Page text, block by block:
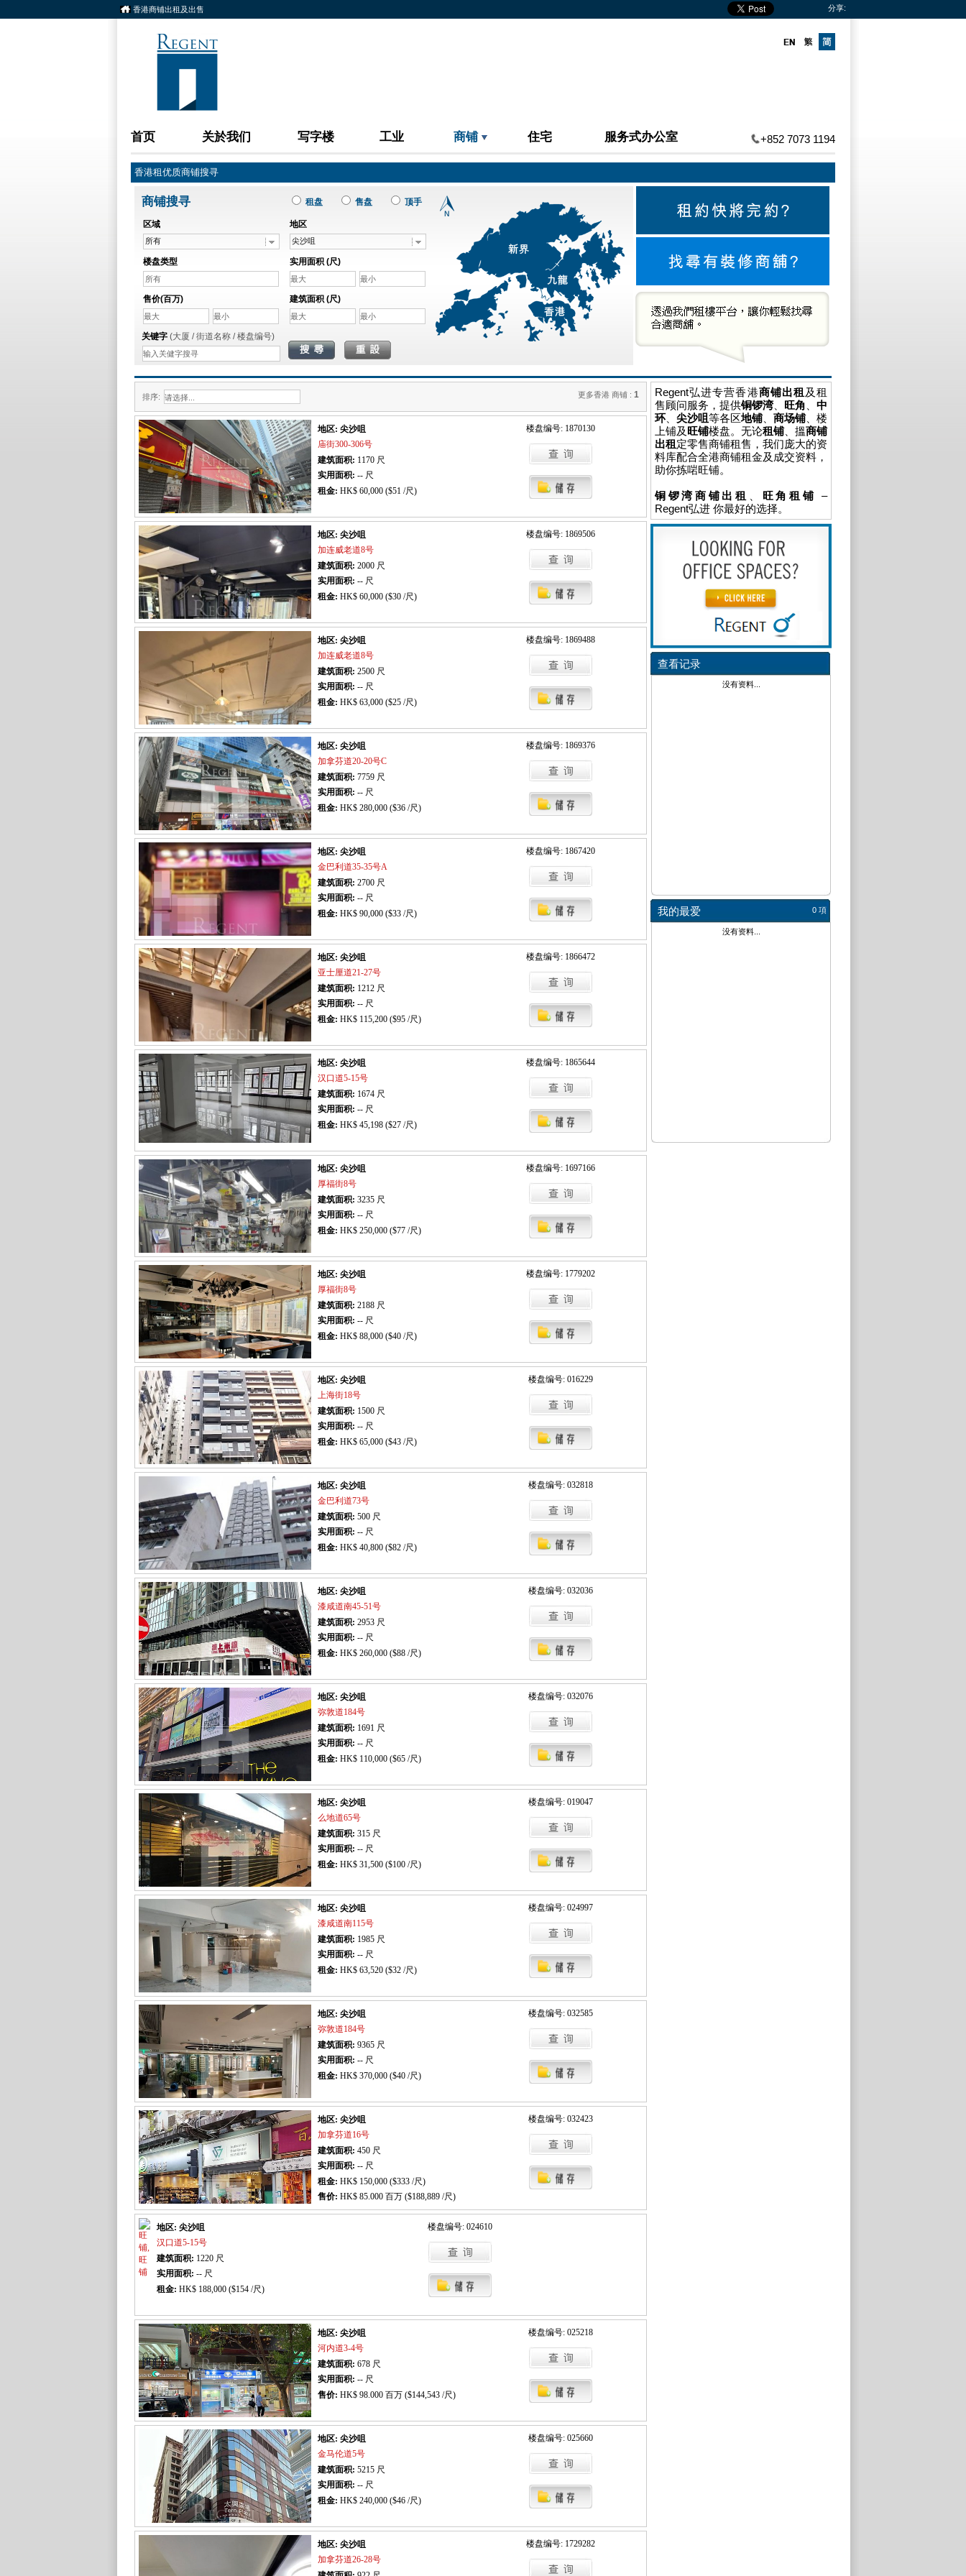
香港商铺出租及出售 分享:
首页 关於我们 写字楼 工业 商铺 住宅 服务式办公室 +852 7073 1194
香港租优质商铺搜寻
商铺搜寻 租盘 售盘 顶手
区域
所有
楼盘类型
所有
售价(百万)
地区
尖沙咀
实用面积 (尺)
建筑面积 (尺)
关键字 (大厦 / 街道名称 / 楼盘编号)
排序: 更多香港 商铺 : 1
地区: 尖沙咀
楼盘编号: 1870130
庙街300-306号
建筑面积: 1170 尺
实用面积: -- 尺
租金: HK$ 60,000 ($51 /尺)
地区: 尖沙咀
楼盘编号: 1869506
加连威老道8号
建筑面积: 2000 尺
实用面积: -- 尺
租金: HK$ 60,000 ($30 /尺)
地区: 尖沙咀
楼盘编号: 1869488
加连威老道8号
建筑面积: 2500 尺
实用面积: -- 尺
租金: HK$ 63,000 ($25 /尺)
地区: 尖沙咀
楼盘编号: 1869376
加拿芬道20-20号C
建筑面积: 7759 尺
实用面积: -- 尺
租金: HK$ 280,000 ($36 /尺)
地区: 尖沙咀
楼盘编号: 1867420
金巴利道35-35号A
建筑面积: 2700 尺
实用面积: -- 尺
租金: HK$ 90,000 ($33 /尺)
地区: 尖沙咀
楼盘编号: 1866472
亚士厘道21-27号
建筑面积: 1212 尺
实用面积: -- 尺
租金: HK$ 115,200 ($95 /尺)
地区: 尖沙咀
楼盘编号: 1865644
汉口道5-15号
建筑面积: 1674 尺
实用面积: -- 尺
租金: HK$ 45,198 ($27 /尺)
地区: 尖沙咀
楼盘编号: 1697166
厚福街8号
建筑面积: 3235 尺
实用面积: -- 尺
租金: HK$ 250,000 ($77 /尺)
地区: 尖沙咀
楼盘编号: 1779202
厚福街8号
建筑面积: 2188 尺
实用面积: -- 尺
租金: HK$ 88,000 ($40 /尺)
地区: 尖沙咀
楼盘编号: 016229
上海街18号
建筑面积: 1500 尺
实用面积: -- 尺
租金: HK$ 65,000 ($43 /尺)
地区: 尖沙咀
楼盘编号: 032818
金巴利道73号
建筑面积: 500 尺
实用面积: -- 尺
租金: HK$ 40,800 ($82 /尺)
地区: 尖沙咀
楼盘编号: 032036
漆咸道南45-51号
建筑面积: 2953 尺
实用面积: -- 尺
租金: HK$ 260,000 ($88 /尺)
地区: 尖沙咀
楼盘编号: 032076
弥敦道184号
建筑面积: 1691 尺
实用面积: -- 尺
租金: HK$ 110,000 ($65 /尺)
地区: 尖沙咀
楼盘编号: 019047
么地道65号
建筑面积: 315 尺
实用面积: -- 尺
租金: HK$ 31,500 ($100 /尺)
地区: 尖沙咀
楼盘编号: 024997
漆咸道南115号
建筑面积: 1985 尺
实用面积: -- 尺
租金: HK$ 63,520 ($32 /尺)
地区: 尖沙咀
楼盘编号: 032585
弥敦道184号
建筑面积: 9365 尺
实用面积: -- 尺
租金: HK$ 370,000 ($40 /尺)
地区: 尖沙咀
楼盘编号: 032423
加拿芬道16号
建筑面积: 450 尺
实用面积: -- 尺
租金: HK$ 150,000 ($333 /尺)
售价: HK$ 85.000 百万 ($188,889 /尺)
地区: 尖沙咀
楼盘编号: 024610
汉口道5-15号
建筑面积: 1220 尺
实用面积: -- 尺
租金: HK$ 188,000 ($154 /尺)
地区: 尖沙咀
楼盘编号: 025218
河内道3-4号
建筑面积: 678 尺
实用面积: -- 尺
售价: HK$ 98.000 百万 ($144,543 /尺)
地区: 尖沙咀
楼盘编号: 025660
金马伦道5号
建筑面积: 5215 尺
实用面积: -- 尺
租金: HK$ 240,000 ($46 /尺)
地区: 尖沙咀
楼盘编号: 1729282
加拿芬道26-28号
Regent弘进专营香港商铺出租 及租
售顾问服务，提供铜锣湾、 旺角
中
环、 尖沙咀等各区地铺、 商场铺、楼
上铺及 旺铺楼盘。无论租铺、搵商铺
出租定零售商铺租售，我们庞大的资
料库配合全港商铺租金及成交资料，
助你拣啱旺铺。
铜锣湾商铺出租 旺角租铺 –
Regent弘进 你最好的选择。
查看记录
没有资料...
我的最爱 0 項
没有资料...